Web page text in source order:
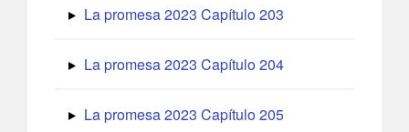
La promesa 2023 Capítulo 203
La promesa 2023 Capítulo 204
La promesa 2023 Capítulo 205